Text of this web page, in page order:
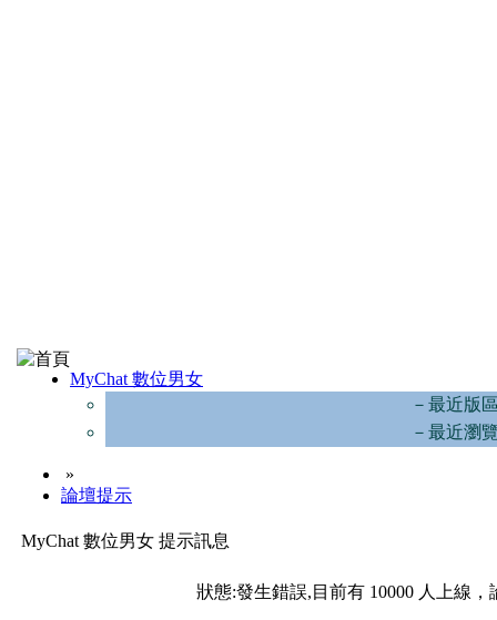
MyChat 數位男女
－最近版
－最近瀏
»
論壇提示
MyChat 數位男女 提示訊息
狀態:發生錯誤,目前有 10000 人上線